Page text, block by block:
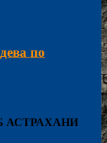
по
АСТРАХАНИ